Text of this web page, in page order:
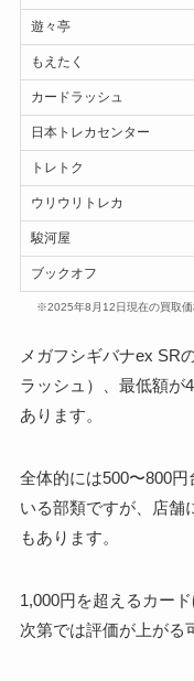
遊々亭
もえたく
カードラッシュ
日本トレカセンター
トレトク
ウリウリトレカ
駿河屋
ブックオフ
※2025年8月12日現在の買取価
メガフシギバナex SR
ラッシュ）、最低額が
あります。
全体的には500〜800
いる部類ですが、店舗
もあります。
1,000円を超えるカー
次第では評価が上がる